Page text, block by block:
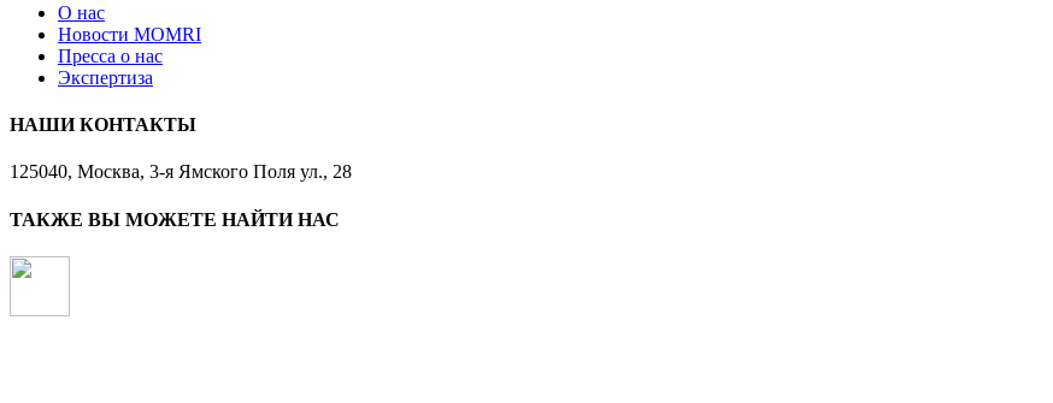
О нас
Новости MOMRI
Пресса о нас
Экспертиза
НАШИ КОНТАКТЫ
125040, Москва, 3-я Ямского Поля ул., 28
ТАКЖЕ ВЫ МОЖЕТЕ НАЙТИ НАС